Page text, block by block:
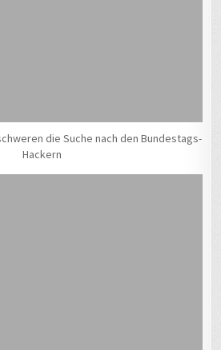
die Suche nach den Bundestags-
Hackern